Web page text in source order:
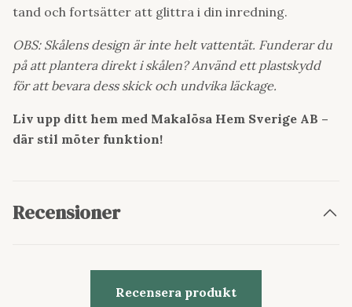
tand och fortsätter att glittra i din inredning.
OBS: Skålens design är inte helt vattentät. Funderar du
på att plantera direkt i skålen? Använd ett plastskydd
för att bevara dess skick och undvika läckage.
Liv upp ditt hem med Makalösa Hem Sverige AB –
där stil möter funktion!
Recensioner
Recensera produkt